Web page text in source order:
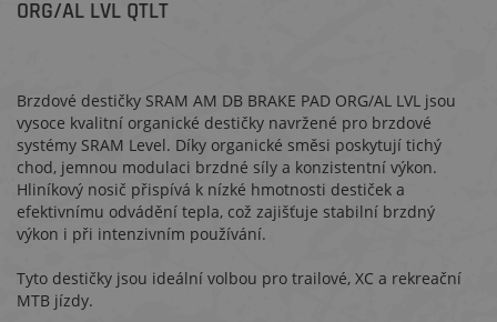
ORG/AL LVL QTLT
Brzdové destičky SRAM AM DB BRAKE PAD ORG/AL LVL jsou
vysoce kvalitní organické destičky navržené pro brzdové
systémy SRAM Level. Díky organické směsi poskytují tichý
chod, jemnou modulaci brzdné síly a konzistentní výkon.
Hliníkový nosič přispívá k nízké hmotnosti destiček a
efektivnímu odvádění tepla, což zajišťuje stabilní brzdný
výkon i při intenzivním používání.
Tyto destičky jsou ideální volbou pro trailové, XC a rekreační
MTB jízdy.